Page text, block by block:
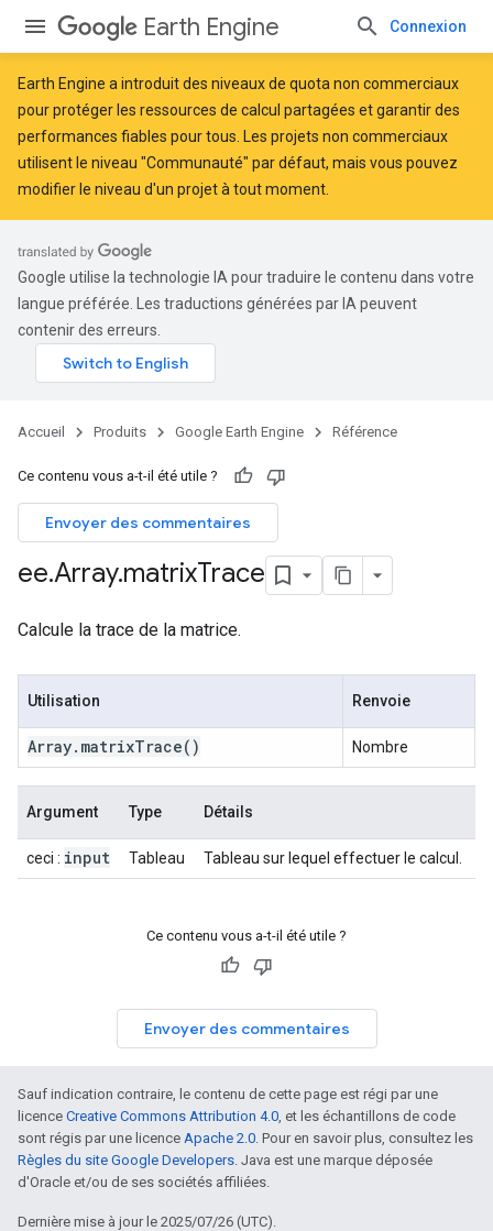
Earth Engine Connexion
Earth Engine a introduit des niveaux de quota non commerciaux
pour protéger les ressources de calcul partagées et garantir des
performances fiables pour tous. Les projets non commerciaux
utilisent le niveau "Communauté" par défaut, mais vous pouvez
modifier le niveau d'un projet à tout moment.
Google utilise la technologie IA pour traduire le contenu dans votre
langue préférée. Les traductions générées par IA peuvent
contenir des erreurs.
Accueil Produits Google Earth Engine Référence
Ce contenu vous a-t-il été utile ?
Envoyer des commentaires
ee.Array.matrixTrace
Calcule la trace de la matrice.
Utilisation Renvoie
Array. matrixTrace() Nombre
Argument Type Détails
ceci : input Tableau Tableau sur lequel effectuer le calcul.
Ce contenu vous a-t-il été utile ?
Envoyer des commentaires
Sauf indication contraire, le contenu de cette page est régi par une
licence Creative Commons Attribution 4.0, et les échantillons de code
sont régis par une licence Apache 2.0. Pour en savoir plus, consultez les
Règles du site Google Developers. Java est une marque déposée
d'Oracle et/ou de ses sociétés affiliées.
Dernière mise à jour le 2025/07/26 (UTC).